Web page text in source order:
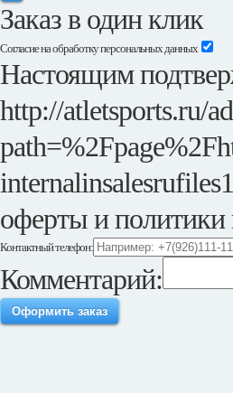
Заказ в один клик
Согласие на обработку персональных данных
Настоящим
http://atletsports.ru/
оферты и политики
Контактный телефон:
Комментарий:
Оформить заказ